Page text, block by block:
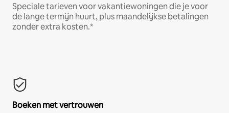
Speciale tarieven voor vakantiewoningen die je voor
de lange termijn huurt, plus maandelijkse betalingen
zonder extra kosten.*
Boeken met vertrouwen